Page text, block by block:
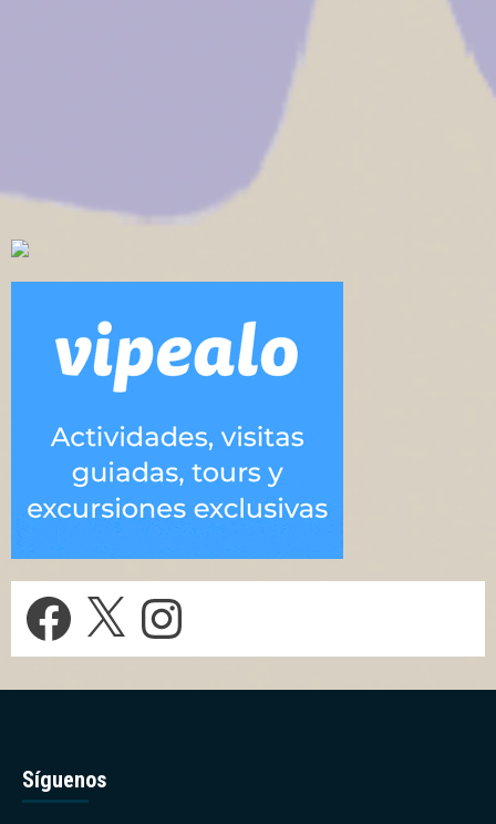
Facebook Instagram
Síguenos